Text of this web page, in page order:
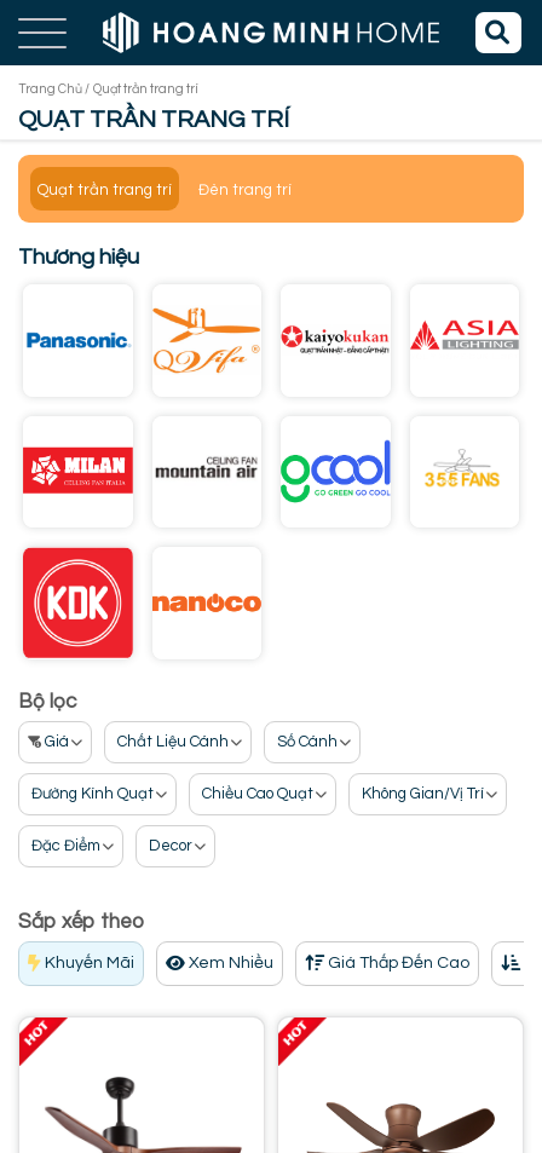
Trang Chủ / Quạt trần trang trí
QUẠT TRẦN TRANG TRÍ
Quạt trần trang trí Đèn trang trí
Thương hiệu
Bộ lọc
Giá Chất Liệu Cánh Số Cánh
Đường Kính Quạt Chiều Cao Quạt Không Gian/Vị Trí
Đặc Điểm Decor
Sắp xếp theo
Khuyến Mãi Xem Nhiều Giá Thấp Đến Cao